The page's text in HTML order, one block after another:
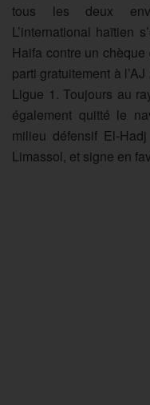
tous les deux
L’international haïtien
Haifa contre un chèque
parti gratuitement à
Ligue 1. Toujours au
également quitté le
milieu défensif El-
Limassol, et signe en